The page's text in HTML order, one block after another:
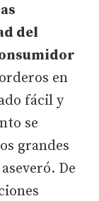
del
en
fácil y
se
grandes
De